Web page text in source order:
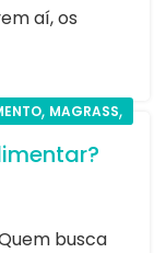
aí, os
, MAGRASS,
busca